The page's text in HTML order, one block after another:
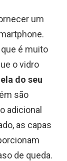
um
é muito
o vidro
do seu
são
adicional
as capas
de queda.